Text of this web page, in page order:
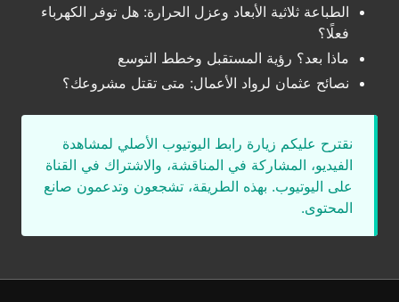
الطباعة ثلاثية الأبعاد وعزل الحرارة: هل توفر الكهرباء
فعلًا؟
ماذا بعد؟ رؤية المستقبل وخطط التوسع
نصائح عثمان لرواد الأعمال: متى تقتل مشروعك؟
نقترح عليكم زيارة رابط اليوتيوب الأصلي لمشاهدة
الفيديو، المشاركة في المناقشة، والاشتراك في القناة
على اليوتيوب. بهذه الطريقة، تشجعون وتدعمون صانع
المحتوى.